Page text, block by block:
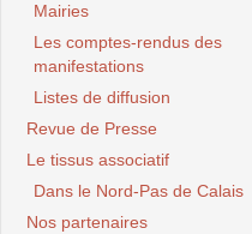
Mairies
Les comptes-rendus des
manifestations
Listes de diffusion
Revue de Presse
Le tissus associatif
Dans le Nord-Pas de Calais
Nos partenaires